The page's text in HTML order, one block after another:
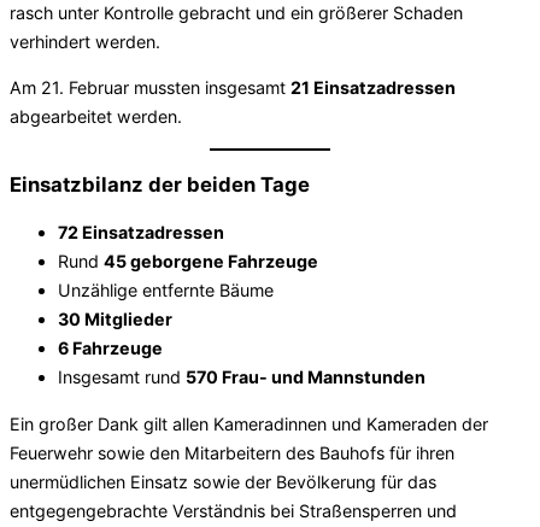
rasch unter Kontrolle gebracht und ein größerer Schaden
verhindert werden.
Am 21. Februar mussten insgesamt 21 Einsatzadressen
abgearbeitet werden.
Einsatzbilanz der beiden Tage
72 Einsatzadressen
Rund 45 geborgene Fahrzeuge
Unzählige entfernte Bäume
30 Mitglieder
6 Fahrzeuge
Insgesamt rund 570 Frau- und Mannstunden
Ein großer Dank gilt allen Kameradinnen und Kameraden der
Feuerwehr sowie den Mitarbeitern des Bauhofs für ihren
unermüdlichen Einsatz sowie der Bevölkerung für das
entgegengebrachte Verständnis bei Straßensperren und